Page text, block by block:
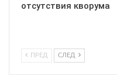
отсутствия кворума
ПРЕД СЛЕД